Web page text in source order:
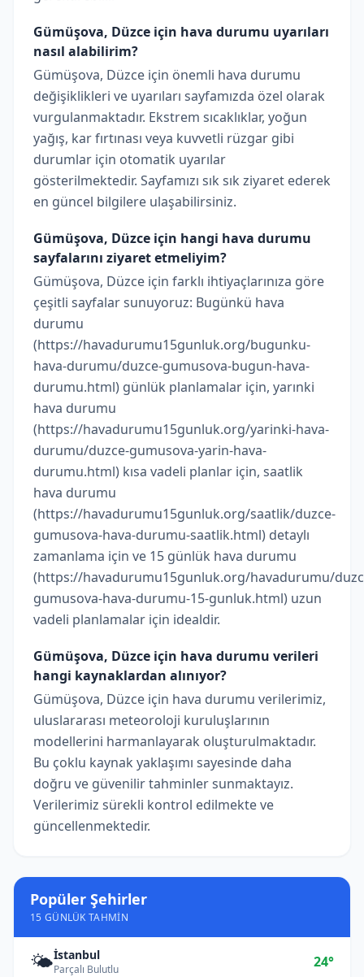
Popüler Şehirler
15 GÜNLÜK TAHMIN
🌤️İstanbul
Parçalı Bulutlu 24°
Gümüşova, Düzce için hava durumu uyarıları
nasıl alabilirim?
Gümüşova, Düzce için önemli hava durumu
değişiklikleri ve uyarıları sayfamızda özel olarak
vurgulanmaktadır. Ekstrem sıcaklıklar, yoğun
yağış, kar fırtınası veya kuvvetli rüzgar gibi
durumlar için otomatik uyarılar
gösterilmektedir. Sayfamızı sık sık ziyaret ederek
en güncel bilgilere ulaşabilirsiniz.
Gümüşova, Düzce için hangi hava durumu
sayfalarını ziyaret etmeliyim?
Gümüşova, Düzce için farklı ihtiyaçlarınıza göre
çeşitli sayfalar sunuyoruz: Bugünkü hava
durumu
(https://havadurumu15gunluk.org/bugunku-
hava-durumu/duzce-gumusova-bugun-hava-
durumu.html) günlük planlamalar için, yarınki
hava durumu
(https://havadurumu15gunluk.org/yarinki-hava-
durumu/duzce-gumusova-yarin-hava-
durumu.html) kısa vadeli planlar için, saatlik
hava durumu
(https://havadurumu15gunluk.org/saatlik/duzce-
gumusova-hava-durumu-saatlik.html) detaylı
zamanlama için ve 15 günlük hava durumu
(https://havadurumu15gunluk.org/havadurumu/
gumusova-hava-durumu-15-gunluk.html) uzun
vadeli planlamalar için idealdir.
Gümüşova, Düzce için hava durumu verileri
hangi kaynaklardan alınıyor?
Gümüşova, Düzce için hava durumu verilerimiz,
uluslararası meteoroloji kuruluşlarının
modellerini harmanlayarak oluşturulmaktadır.
Bu çoklu kaynak yaklaşımı sayesinde daha
doğru ve güvenilir tahminler sunmaktayız.
Verilerimiz sürekli kontrol edilmekte ve
güncellenmektedir.